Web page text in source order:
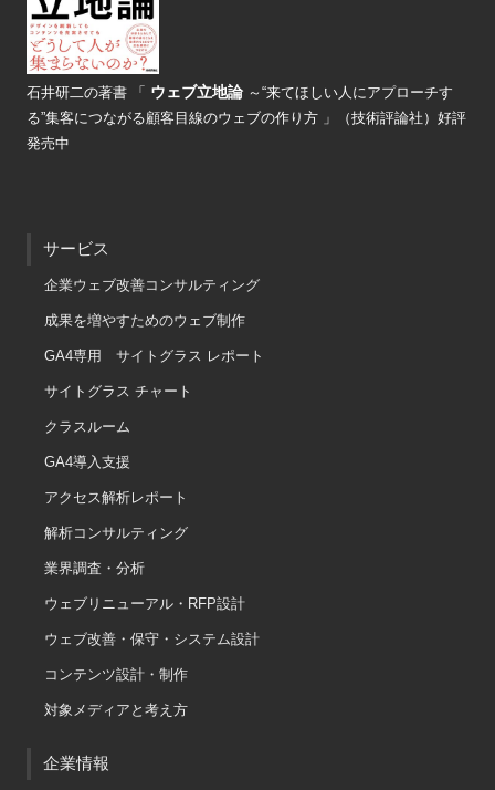
石井研二の著書 「 ウェブ立地論 ～“来てほしい人にアプローチす
る”集客につながる顧客目線のウェブの作り方 」（技術評論社）好評
発売中
サービス
企業ウェブ改善コンサルティング
成果を増やすためのウェブ制作
GA4専用 サイトグラス レポート
サイトグラス チャート
クラスルーム
GA4導入支援
アクセス解析レポート
解析コンサルティング
業界調査・分析
ウェブリニューアル・RFP設計
ウェブ改善・保守・システム設計
コンテンツ設計・制作
対象メディアと考え方
企業情報